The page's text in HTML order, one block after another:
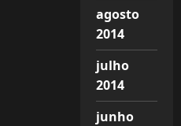
agosto
2014
julho
2014
junho